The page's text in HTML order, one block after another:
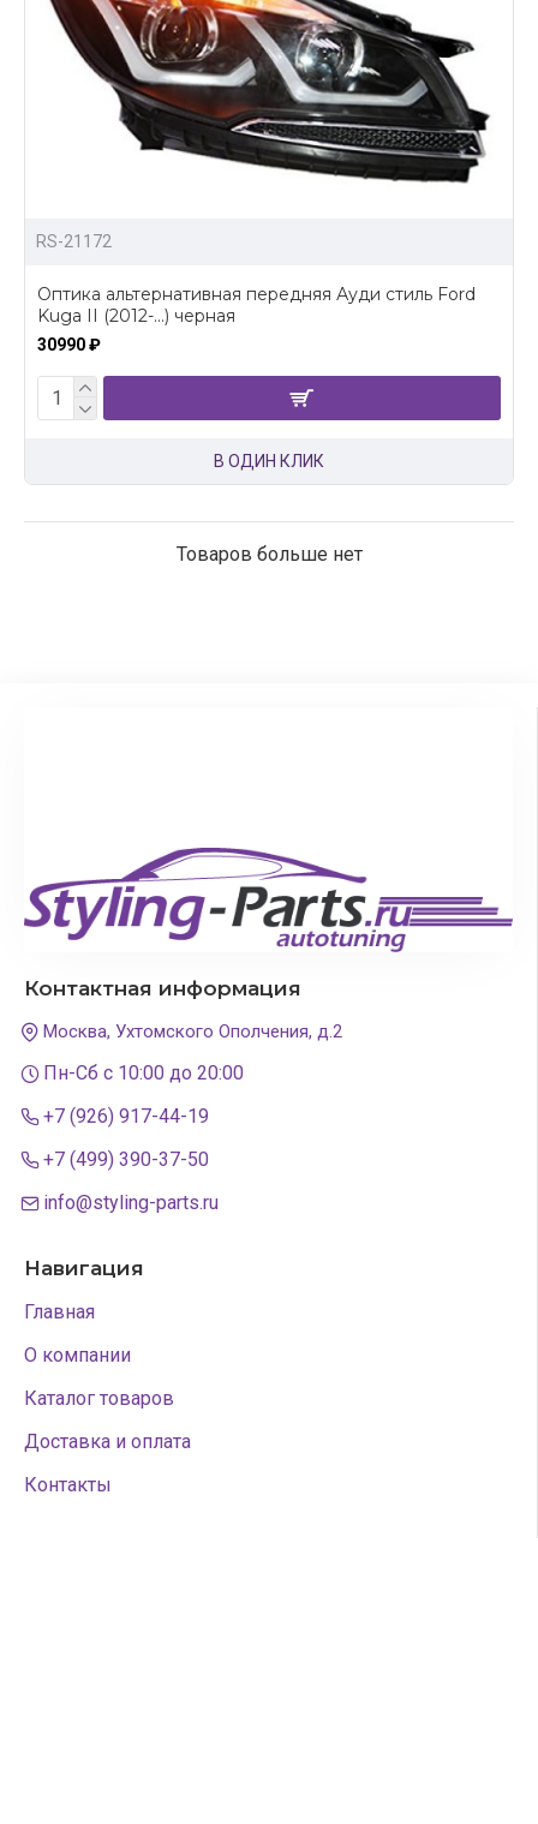
RS-21172
Оптика альтернативная передняя Ауди стиль Ford
Kuga II (2012-...) черная
30990 ₽
В ОДИН КЛИК
Товаров больше нет
Контактная информация
Москва, Ухтомского Ополчения, д.2
Пн-Сб с 10:00 до 20:00
+7 (926) 917-44-19
+7 (499) 390-37-50
info@styling-parts.ru
Навигация
Главная
О компании
Каталог товаров
Доставка и оплата
Контакты